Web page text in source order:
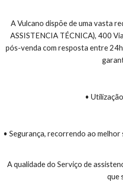
A Vulcano dispõe de uma vasta
ASSISTENCIA TÉCNICA), 400
pós-venda com resposta entre
•
• Segurança, recorrendo ao
A qualidade do Serviço de
que